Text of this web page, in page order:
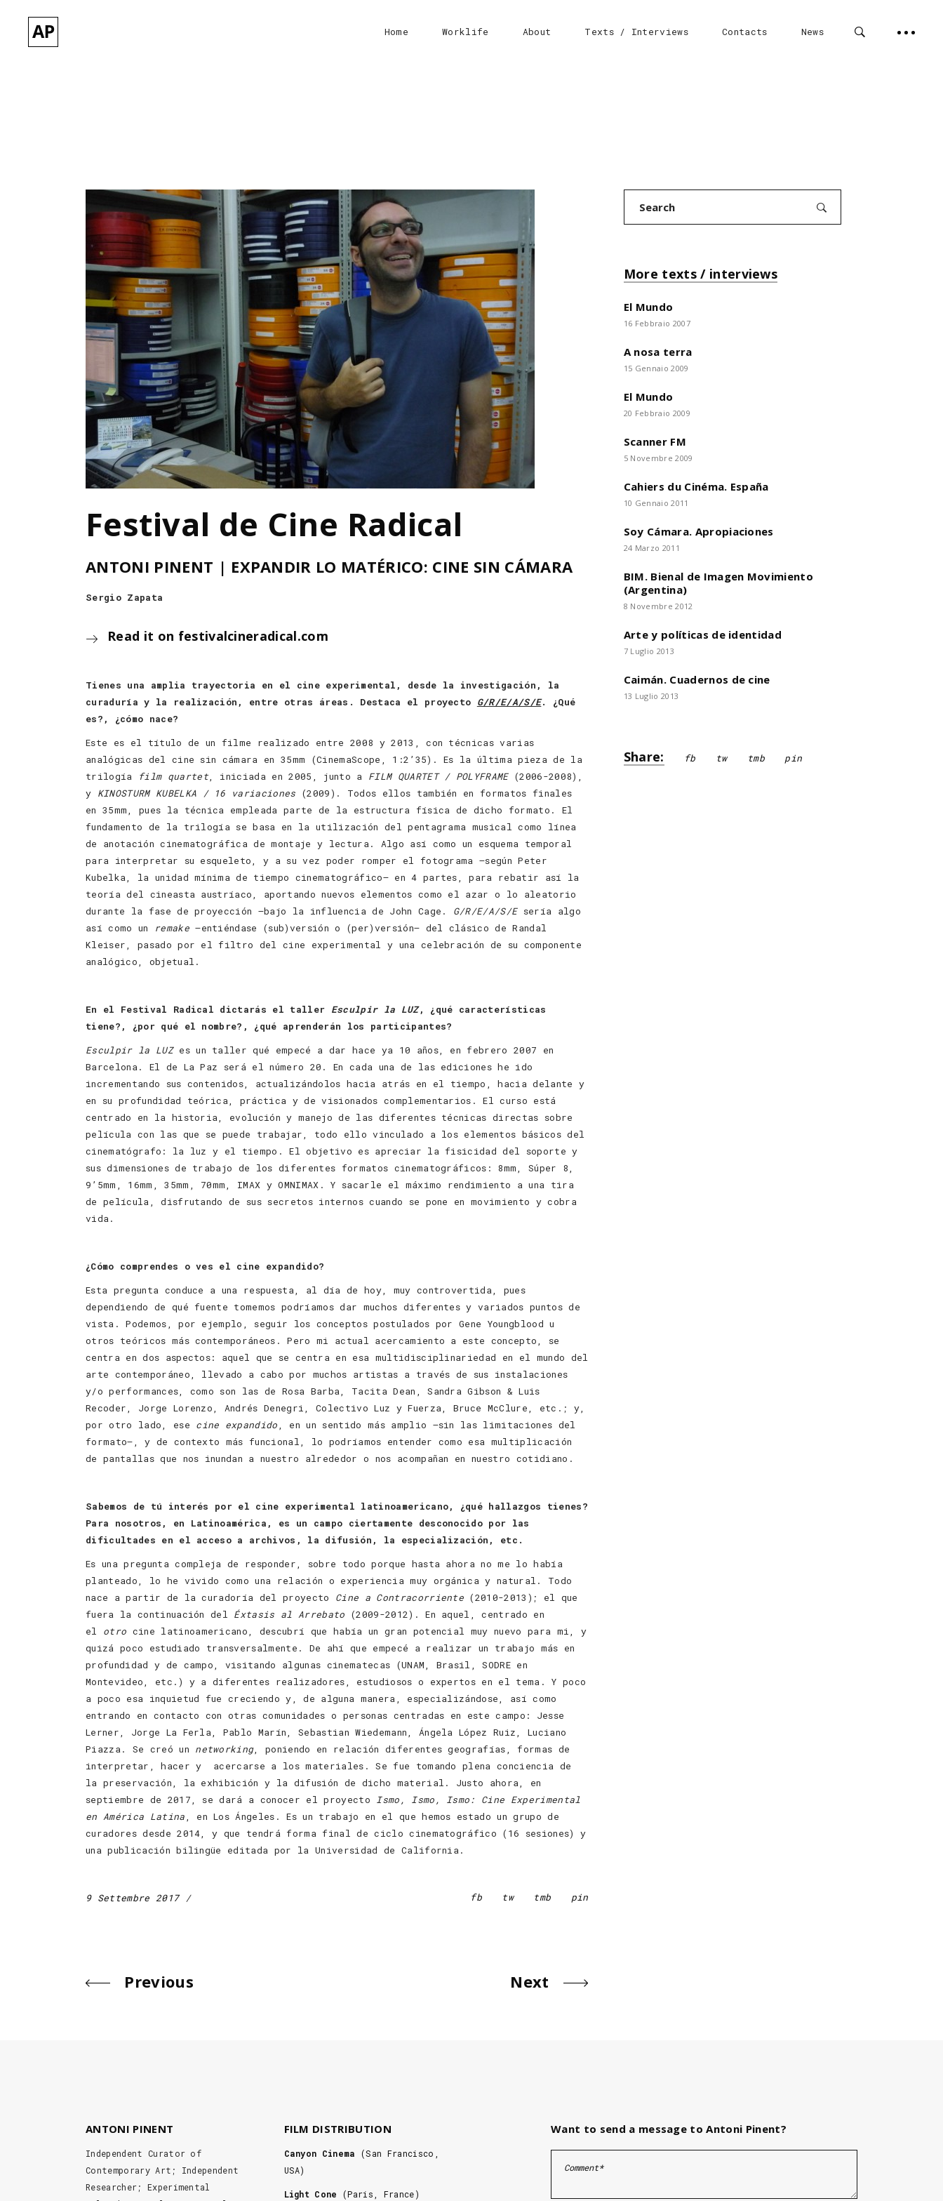
Home Worklife About Texts / Interviews Contacts News
Festival de Cine Radical
ANTONI PINENT | EXPANDIR LO MATÉRICO: CINE SIN CÁMARA
Sergio Zapata
Read it on festivalcineradical.com
Tienes una amplia trayectoria en el cine experimental, desde la investigación, la
curaduría y la realización, entre otras áreas. Destaca el proyecto G/R/E/A/S/E. ¿Qué
es?, ¿cómo nace?
Este es el título de un filme realizado entre 2008 y 2013, con técnicas varias
analógicas del cine sin cámara en 35mm (CinemaScope, 1:2’35). Es la última pieza de la
trilogía
film quartet, iniciada en 2005, junto a FILM QUARTET / POLYFRAME(2006-2008),
y KINOSTURM KUBELKA / 16 variaciones (2009). Todos ellos también en formatos finales
en 35mm, pues la técnica empleada parte de la estructura física de dicho formato. El
fundamento de la trilogía se basa en la utilización del pentagrama musical como línea
de anotación cinematográfica de montaje y lectura. Algo así como un esquema temporal
para interpretar su esqueleto, y a su vez poder romper el fotograma –según Peter
Kubelka, la unidad mínima de tiempo cinematográfico– en 4 partes, para rebatir así la
teoría del cineasta austríaco, aportando nuevos elementos como el azar o lo aleatorio
durante la fase de proyección –bajo la influencia de John Cage. G/R/E/A/S/Esería algo
así como un
remake–entiéndase (sub)versión o (per)versión– del clásico de Randal
Kleiser, pasado por el filtro del cine experimental y una celebración de su componente
analógico, objetual.
En el Festival Radical dictarás el taller Esculpir la LUZ, ¿qué características
tiene?, ¿por qué el nombre?, ¿qué aprenderán los participantes?
Esculpir la LUZes un taller qué empecé a dar hace ya 10 años, en febrero 2007 en
Barcelona. El de La Paz será el número 20. En cada una de las ediciones he ido
incrementando sus contenidos, actualizándolos hacia atrás en el tiempo, hacia delante y
en su profundidad teórica, práctica y de visionados complementarios. El curso está
centrado en la historia, evolución y manejo de las diferentes técnicas directas sobre
película con las que se puede trabajar, todo ello vinculado a los elementos básicos del
cinematógrafo: la luz y el tiempo. El objetivo es apreciar la fisicidad del soporte y
sus dimensiones de trabajo de los diferentes formatos cinematográficos: 8mm, Súper 8,
9’5mm, 16mm, 35mm, 70mm, IMAX y OMNIMAX. Y sacarle el máximo rendimiento a una tira
de película, disfrutando de sus secretos internos cuando se pone en movimiento y cobra
vida.
¿Cómo comprendes o ves el cine expandido?
Esta pregunta conduce a una respuesta, al día de hoy, muy controvertida, pues
dependiendo de qué fuente tomemos podríamos dar muchos diferentes y variados puntos de
vista. Podemos, por ejemplo, seguir los conceptos postulados por Gene Youngblood u
otros teóricos más contemporáneos. Pero mi actual acercamiento a este concepto, se
centra en dos aspectos: aquel que se centra en esa multidisciplinariedad en el mundo del
arte contemporáneo, llevado a cabo por muchos artistas a través de sus instalaciones
y/o performances, como son las de Rosa Barba, Tacita Dean, Sandra Gibson & Luis
Recoder, Jorge Lorenzo, Andrés Denegri, Colectivo Luz y Fuerza, Bruce McClure, etc.; y,
por otro lado, ese cine expandido , en un sentido más amplio –sin las limitaciones del
formato–, y de contexto más funcional, lo podríamos entender como esa multiplicación
de pantallas que nos inundan a nuestro alrededor o nos acompañan en nuestro cotidiano.
Sabemos de tú interés por el cine experimental latinoamericano, ¿qué hallazgos tienes?
Para nosotros, en Latinoamérica, es un campo ciertamente desconocido por las
dificultades en el acceso a archivos, la difusión, la especialización, etc.
Es una pregunta compleja de responder, sobre todo porque hasta ahora no me lo había
planteado, lo he vivido como una relación o experiencia muy orgánica y natural. Todo
nace a partir de la curadoría del proyecto Cine a Contracorriente (2010-2013); el que
fuera la continuación del Éxtasis al Arrebato (2009-2012). En aquel, centrado en
el otro cine latinoamericano, descubrí que había un gran potencial muy nuevo para mi, y
quizá poco estudiado transversalmente. De ahí que empecé a realizar un trabajo más en
profundidad y de campo, visitando algunas cinematecas (UNAM, Brasil, SODRE en
Montevideo, etc.) y a diferentes realizadores, estudiosos o expertos en el tema. Y poco
a poco esa inquietud fue creciendo y, de alguna manera, especializándose, así como
entrando en contacto con otras comunidades o personas centradas en este campo: Jesse
Lerner, Jorge La Ferla, Pablo Marín, Sebastian Wiedemann, Ángela López Ruiz, Luciano
Piazza. Se creó un networking, poniendo en relación diferentes geografías, formas de
interpretar, hacer y acercarse a los materiales. Se fue tomando plena conciencia de
la preservación, la exhibición y la difusión de dicho material. Justo ahora, en
septiembre de 2017, se dará a conocer el proyecto
Ismo, Ismo, Ismo: Cine Experimental
en América Latina , en Los Ángeles. Es un trabajo en el que hemos estado un grupo de
curadores desde 2014, y que tendrá forma final de ciclo cinematográfico (16 sesiones) y
una publicación bilingüe editada por la Universidad de California.
9 Settembre 2017 fb tw tmb pin
Previous Next
for:
More texts / interviews
El Mundo
16 Febbraio 2007
A nosa terra
15 Gennaio 2009
El Mundo
20 Febbraio 2009
Scanner FM
5 Novembre 2009
Cahiers du Cinéma. España
10 Gennaio 2011
Soy Cámara. Apropiaciones
24 Marzo 2011
BIM. Bienal de Imagen Movimiento
(Argentina)
8 Novembre 2012
Arte y políticas de identidad
7 Luglio 2013
Caimán. Cuadernos de cine
13 Luglio 2013
Share: fb tw tmb pin
ANTONI PINENT
Independent Curator of
Contemporary Art; Independent
Researcher; Experimental
FILM DISTRIBUTION
Canyon Cinema (San Francisco,
USA)
Light Cone (Paris, France)
Want to send a message to Antoni Pinent?